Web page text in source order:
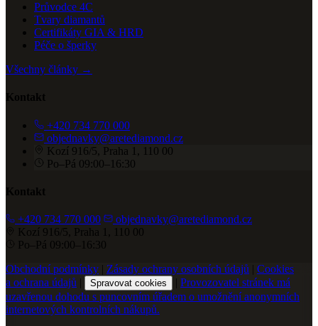
Průvodce 4C
Tvary diamantů
Certifikáty GIA & HRD
Péče o šperky
Všechny články →
Kontakt
+420 734 770 000
objednavky@aretediamond.cz
Kozí 916/5, Praha 1, 110 00
Po–Pá 09:00–16:30
Kontakt
+420 734 770 000
objednavky@aretediamond.cz
Kozí 916/5, Praha 1, 110 00
Po–Pá 09:00–16:30
Obchodní podmínky | Zásady ochrany osobních údajů | Cookies
a ochrana údajů | Spravovat cookies | Provozovatel stránek má
uzavřenou dohodu s puncovním úřadem o umožnění anonymních
internetových kontrolních nákupů.